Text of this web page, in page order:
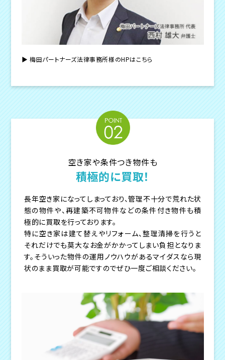
▶︎ 梅田パートナーズ法律事務所様のHPはこちら
空き家や条件つき物件も
積極的に買取！
長年空き家になってしまっており、管理不十分で荒れた状
態の物件や、再建築不可物件などの条件付き物件も積
極的に買取を行っております。
特に空き家は建て替えやリフォーム、整理清掃を行うと
それだけでも莫大なお金がかかってしまい負担となりま
す。そういった物件の運用ノウハウがあるマイダスなら現
状のまま買取が可能ですのでぜひ一度ご相談ください。